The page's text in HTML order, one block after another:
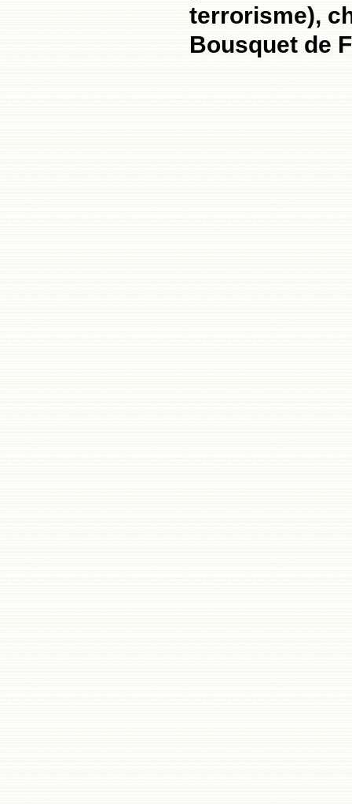
terrorisme),
Bousquet de